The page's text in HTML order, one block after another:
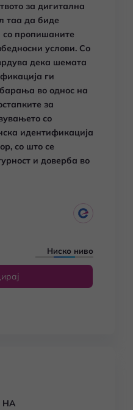
за дигитална
таа да биде
со пропишаните
услови. Со
дека шемата
ги
во однос на
за
со
идентификација
со што се
и доверба во
Ниско ниво
НА